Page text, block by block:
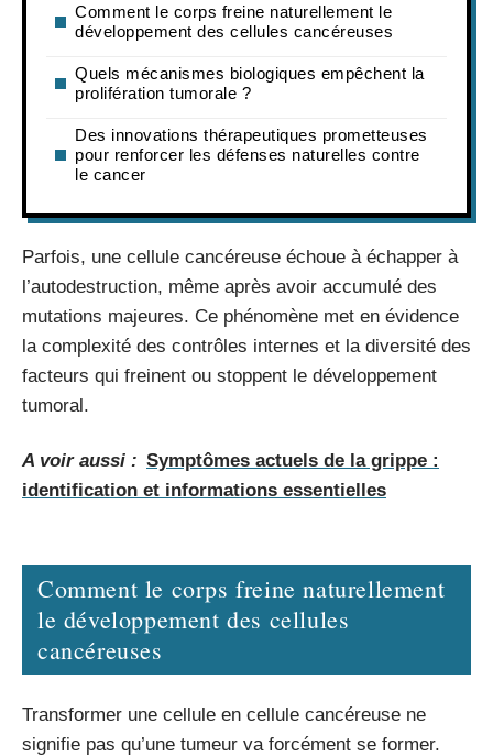
Comment le corps freine naturellement le
développement des cellules cancéreuses
Quels mécanismes biologiques empêchent la
prolifération tumorale ?
Des innovations thérapeutiques prometteuses
pour renforcer les défenses naturelles contre
le cancer
Parfois, une cellule cancéreuse échoue à échapper à
l’autodestruction, même après avoir accumulé des
mutations majeures. Ce phénomène met en évidence
la complexité des contrôles internes et la diversité des
facteurs qui freinent ou stoppent le développement
tumoral.
A voir aussi : Symptômes actuels de la grippe :
identification et informations essentielles
Comment le corps freine naturellement
le développement des cellules
cancéreuses
Transformer une cellule en cellule cancéreuse ne
signifie pas qu’une tumeur va forcément se former.